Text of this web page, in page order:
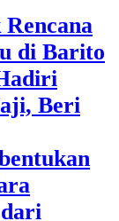
di Barito
Beri